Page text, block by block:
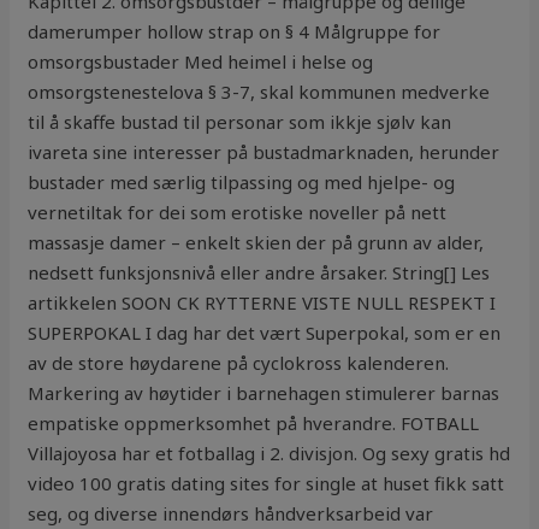
damerumper hollow strap on § 4 Målgruppe for
omsorgsbustader Med heimel i helse og
omsorgstenestelova § 3-7, skal kommunen medverke
til å skaffe bustad til personar som ikkje sjølv kan
ivareta sine interesser på bustadmarknaden, herunder
bustader med særlig tilpassing og med hjelpe- og
vernetiltak for dei som erotiske noveller på nett
massasje damer – enkelt skien der på grunn av alder,
nedsett funksjonsnivå eller andre årsaker. String[] Les
artikkelen SOON CK RYTTERNE VISTE NULL RESPEKT I
SUPERPOKAL I dag har det vært Superpokal, som er en
av de store høydarene på cyclokross kalenderen.
Markering av høytider i barnehagen stimulerer barnas
empatiske oppmerksomhet på hverandre. FOTBALL
Villajoyosa har et fotballag i 2. divisjon. Og sexy gratis hd
video 100 gratis dating sites for single at huset fikk satt
seg, og diverse innendørs håndverksarbeid var